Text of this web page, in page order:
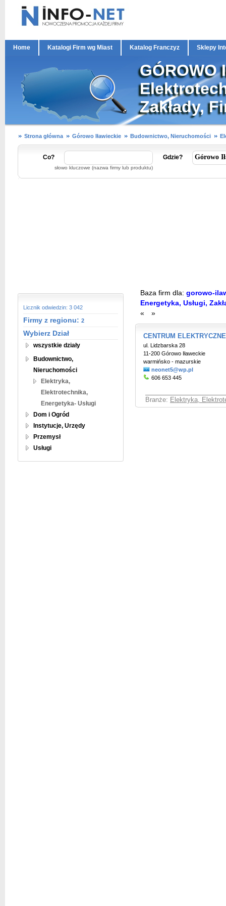
Home Katalogi Firm wg Miast Katalog Franczyz Sklepy
GÓROWO
Zakłady,
Strona główna Górowo Iławieckie Budownictwo, Nieruchomości
Co?
słowo kluczowe (nazwa firmy lub produktu)
Gdzie?
Licznik odwiedzin: 3 042
Firmy z regionu: 2
Wybierz Dział
wszystkie działy
Budownictwo,
Nieruchomości
Elektryka,
Elektrotechnika,
Energetyka- Usługi
Dom i Ogród
Instytucje, Urzędy
Przemysł
Usługi
Baza firm dla: gorowo-
Energetyka, Usługi,
«
»
CENTRUM
ul. Lidzbarska 28
11-200 Górowo Iławeckie
warmińsko - mazurskie
neonet5@wp.pl
606 653 445
Branże: Elektryka,